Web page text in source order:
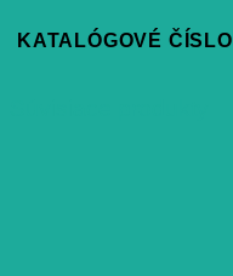
KATALÓGOVÉ ČÍSLO